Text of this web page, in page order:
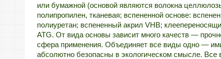
или бумажной (основой являются волокна
полипропилен, тканевая; вспененной основе:
полиуретан; вспененный акрил VHB;
ATG. От вида основы зависит много качеств —
сфера применения. Объединяет все виды одно —
абсолютно безопасны в экологическом смысле. Все